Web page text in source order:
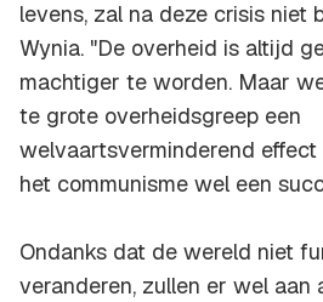
levens, zal na deze crisis niet
Wynia. "De overheid is altijd
machtiger te worden. Maar
te grote overheidsgreep een
welvaartsverminderend
het communisme wel een
Ondanks dat de wereld niet
veranderen, zullen er wel aan